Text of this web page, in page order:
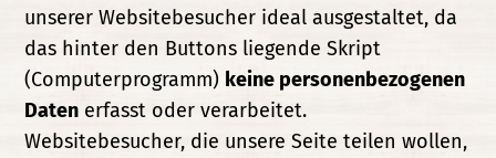
unserer Websitebesucher ideal ausgestaltet, da
das hinter den Buttons liegende Skript
(Computerprogramm) keine personenbezogenen
Daten erfasst oder verarbeitet.
Websitebesucher, die unsere Seite teilen wollen,